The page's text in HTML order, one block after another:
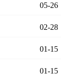
05-26
02-28
01-15
01-15